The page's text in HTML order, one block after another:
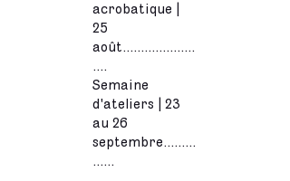
acrobatique |
25
août....................
....
Semaine
d'ateliers | 23
au 26
septembre.........
......